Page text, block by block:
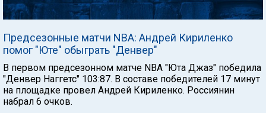
Предсезонные матчи NBA: Андрей Кириленко
помог "Юте" обыграть "Денвер"
В первом предсезонном матче NBA "Юта Джаз" победила
"Денвер Наггетс" 103:87. В составе победителей 17 минут
на площадке провел Андрей Кириленко. Россиянин
набрал 6 очков.